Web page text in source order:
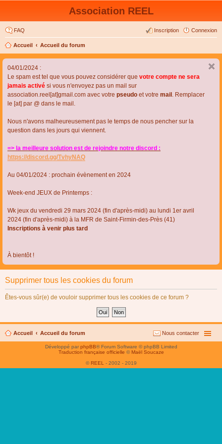
Association REEL
FAQ Connexion
Inscription
Accueil Accueil du forum
04/01/2024 :
Le spam est tel que vous pouvez considérer que votre compte ne sera
jamais activé si vous n'envoyez pas un mail sur
association.reel[at]gmail.com avec votre pseudo et votre mail . Remplacer
le [at] par @ dans le mail.
Nous n'avons malheureusement pas le temps de nous pencher sur la
question dans les jours qui viennent.
=> la meilleure solution est de rejoindre notre discord :
https://discord.gg/TvhyNAQ
Au 04/01/2024 : prochain évènement en 2024
Week-end JEUX de Printemps :
Wk jeux du vendredi 29 mars 2024 (fin d'après-midi) au lundi 1er avril
2024 (fin d'après-midi) à la MFR de Saint-Firmin-des-Près (41)
Inscriptions à venir plus tard
À bientôt !
Supprimer tous les cookies du forum
Êtes-vous sûr(e) de vouloir supprimer tous les cookies de ce forum ?
Accueil Accueil du forum Nous contacter
Développé parphpBB® Forum Software © phpBB Limited
Traduction française officielle © Maël Soucaze
© REEL - 2002 - 2019